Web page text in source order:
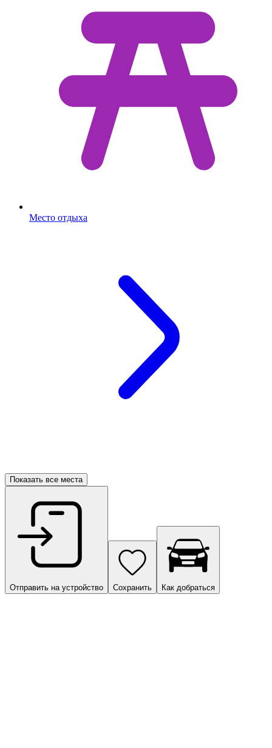
Место отдыха
Показать все места
Отправить на устройство Сохранить Как добраться